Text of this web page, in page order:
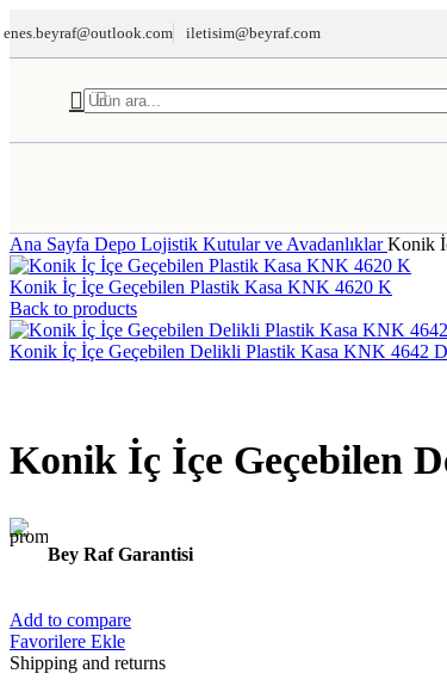
enes.beyraf@outlook.com iletisim@beyraf.com
Ana Sayfa Depo Lojistik Kutular ve AvadanlıklarKonik
Konik İç İçe Geçebilen Plastik Kasa KNK 4620 K
Back to products
Konik İç İçe Geçebilen Delikli Plastik Kasa KNK 4642 D
Konik İç İçe Geçebilen
Bey Raf Garantisi
Add to compare
Favorilere Ekle
Shipping and returns